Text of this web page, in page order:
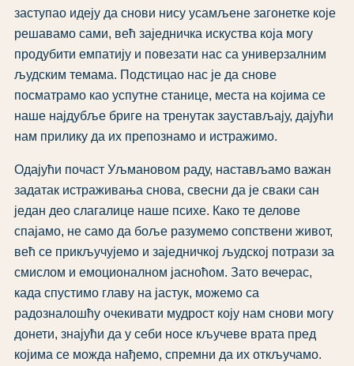
заступао идеју да снови нису усамљене загонетке које
решавамо сами, већ заједничка искуства која могу
продубити емпатију и повезати нас са универзалним
људским темама. Подстицао нас је да снове
посматрамо као успутне станице, места на којима се
наше најдубље бриге на тренутак заустављају, дајући
нам прилику да их препознамо и истражимо.
Одајући почаст Уљмановом раду, настављамо важан
задатак истраживања снова, свесни да је сваки сан
један део слагалице наше психе. Како те делове
спајамо, не само да боље разумемо сопствени живот,
већ се прикључујемо и заједничкој људској потрази за
смислом и емоционалном јасноћом. Зато вечерас,
када спустимо главу на јастук, можемо са
радозналошћу очекивати мудрост коју нам снови могу
донети, знајући да у себи носе кључеве врата пред
којима се можда нађемо, спремни да их откључамо.